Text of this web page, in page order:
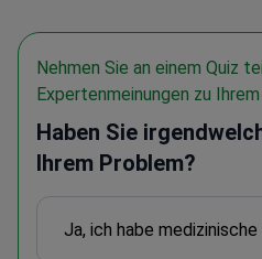
Nehmen Sie an einem Quiz
Expertenmeinungen zu
Haben Sie
Ihrem Problem?
Ja, ich habe